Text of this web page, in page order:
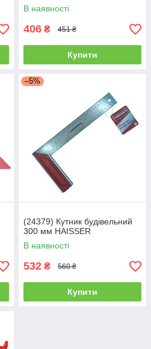
В наявності
406 ₴ 451 ₴
Купити
–5%
(24379) Кутник будівельний
300 мм HAISSER
В наявності
532 ₴ 560 ₴
Купити